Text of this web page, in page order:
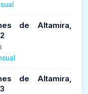
de Altamira,
de Altamira,